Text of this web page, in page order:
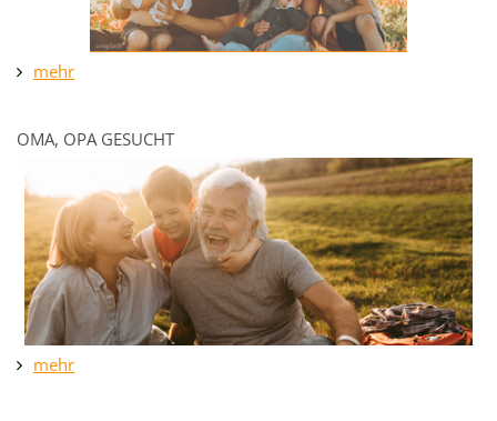
mehr
OMA, OPA GESUCHT
mehr